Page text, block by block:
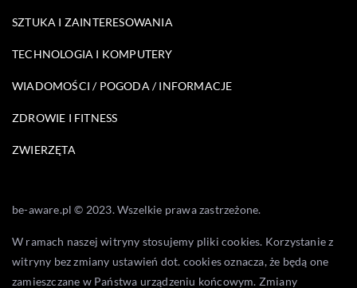
SZTUKA I ZAINTERESOWANIA
TECHNOLOGIA I KOMPUTERY
WIADOMOŚCI / POGODA / INFORMACJE
ZDROWIE I FITNESS
ZWIERZĘTA
be-aware.pl © 2023. Wszelkie prawa zastrzeżone.
W ramach naszej witryny stosujemy pliki cookies. Korzystanie z
witryny bez zmiany ustawień dot. cookies oznacza, że będą one
zamieszczane w Państwa urządzeniu końcowym. Zmiany